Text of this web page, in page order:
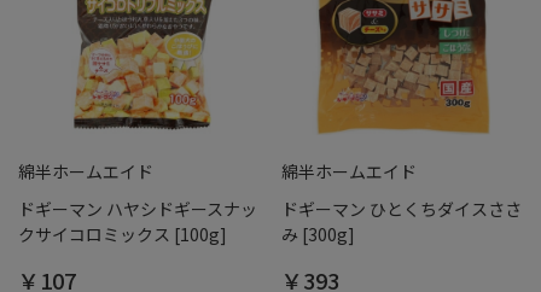
綿半ホームエイド
ドギーマン ハヤシドギースナッ
クサイコロミックス [100g]
￥107
綿半ホームエイド
ドギーマン ひとくちダイスささ
み [300g]
￥393